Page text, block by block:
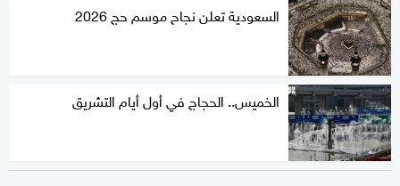
السعودية تعلن نجاح موسم حج 2026
الخميس.. الحجاج في أول أيام التشريق